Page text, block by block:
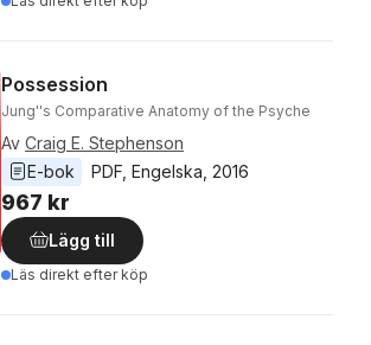
Possession
Jung''s Comparative Anatomy of the Psyche
Av Craig E. Stephenson
E-bok
PDF Engelska 2016
967 kr
Lägg till
Läs direkt efter köp